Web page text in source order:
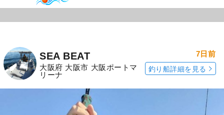
SEA BEAT
大阪府 大阪市 大阪ポートマ
リーナ
7日前
釣り船詳細を見る